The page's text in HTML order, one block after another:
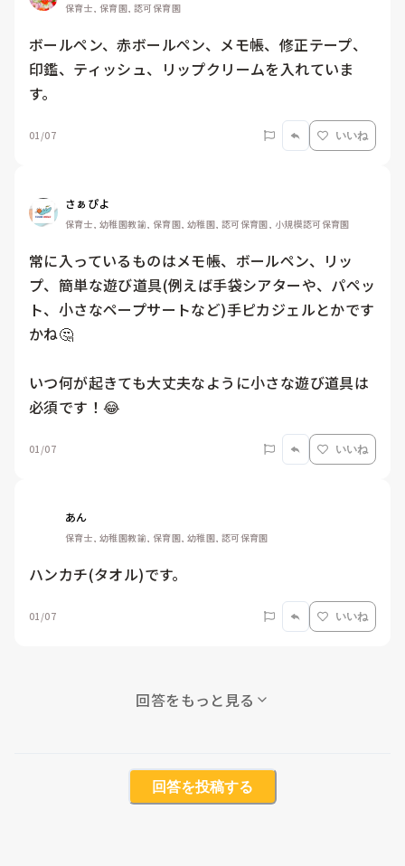
保育士, 保育園, 認可保育園
ボールペン、赤ボールペン、メモ帳、修正テープ、
印鑑、ティッシュ、リップクリームを入れていま
す。
01/07 いいね
さぁぴよ
保育士, 幼稚園教諭, 保育園, 幼稚園, 認可保育園, 小規模認可保育園
常に入っているものはメモ帳、ボールペン、リッ
プ、簡単な遊び道具(例えば手袋シアターや、パペッ
ト、小さなペープサートなど)手ピカジェルとかです
かね🤔
いつ何が起きても大丈夫なように小さな遊び道具は
必須です！😂
01/07 いいね
あん
保育士, 幼稚園教諭, 保育園, 幼稚園, 認可保育園
ハンカチ(タオル)です。
01/07 いいね
回答をもっと見る
回答を投稿する